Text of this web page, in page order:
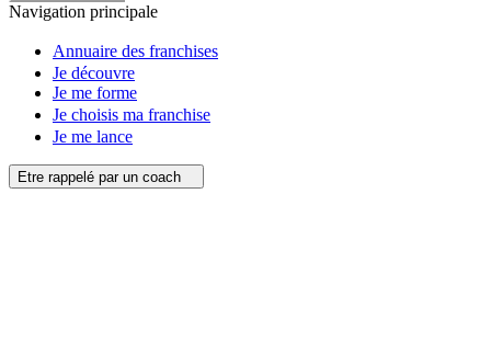
Navigation principale
Annuaire des franchises
Je découvre
Je me forme
Je choisis ma franchise
Je me lance
Etre rappelé par un coach